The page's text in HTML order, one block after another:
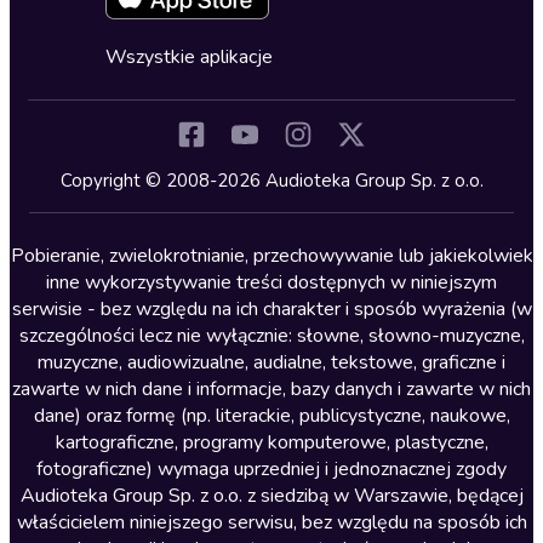
Kryminały
Lektury szkolne
Literatura anglojęzyczna
Literatura faktu
Literatura obyczajowa
Literatura piękna obca
Literatura piękna polska
Nagrania relaksacyjne
Nauka języków
Cykle audiobooków
Wszystkie aplikacje
Copyright © 2008-2026 Audioteka Group Sp. z o.o.
Pobieranie, zwielokrotnianie, przechowywanie lub jakiekolwiek
inne wykorzystywanie treści dostępnych w niniejszym
serwisie - bez względu na ich charakter i sposób wyrażenia (w
szczególności lecz nie wyłącznie: słowne, słowno-muzyczne,
muzyczne, audiowizualne, audialne, tekstowe, graficzne i
zawarte w nich dane i informacje, bazy danych i zawarte w nich
dane) oraz formę (np. literackie, publicystyczne, naukowe,
kartograficzne, programy komputerowe, plastyczne,
fotograficzne) wymaga uprzedniej i jednoznacznej zgody
Audioteka Group Sp. z o.o. z siedzibą w Warszawie, będącej
właścicielem niniejszego serwisu, bez względu na sposób ich